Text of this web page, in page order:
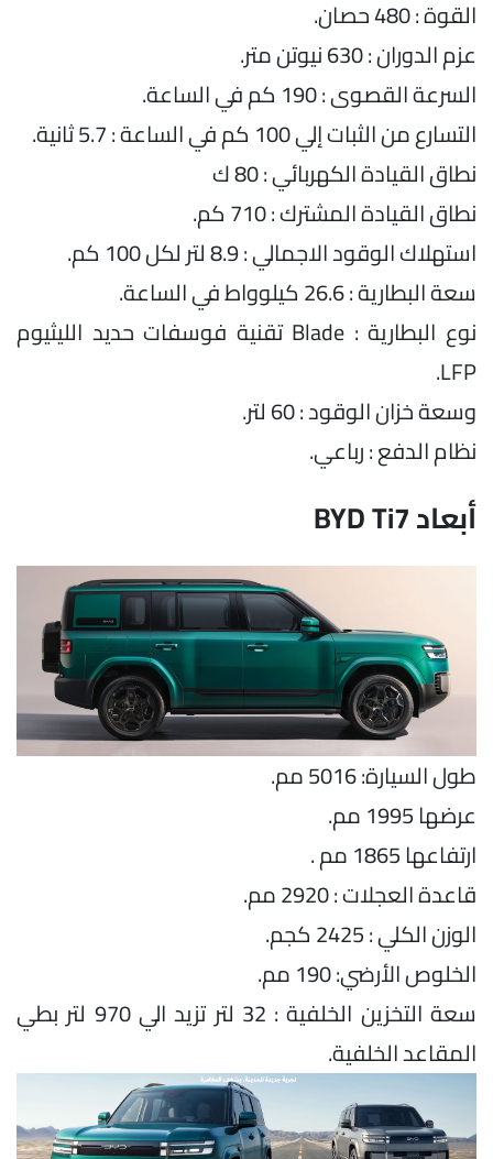
القوة : 480 حصان.
عزم الدوران : 630 نيوتن متر.
السرعة القصوى : 190 كم في الساعة.
التسارع من الثبات إلي 100 كم في الساعة : 5.7 ثانية.
نطاق القيادة الكهربائي : 80 ك
نطاق القيادة المشترك : 710 كم.
استهلاك الوقود الاجمالي : 8.9 لتر لكل 100 كم.
سعة البطارية : 26.6 كيلوواط في الساعة.
نوع البطارية : Blade تقنية فوسفات حديد الليثيوم
LFP.
وسعة خزان الوقود : 60 لتر.
نظام الدفع : رباعي.
أبعاد BYD Ti7
طول السيارة: 5016 مم.
عرضها 1995 مم.
ارتفاعها 1865 مم .
قاعدة العجلات : 2920 مم.
الوزن الكلي : 2425 كجم.
الخلوص الأرضي: 190 مم.
سعة التخزين الخلفية : 32 لتر تزيد الي 970 لتر بطي
المقاعد الخلفية.